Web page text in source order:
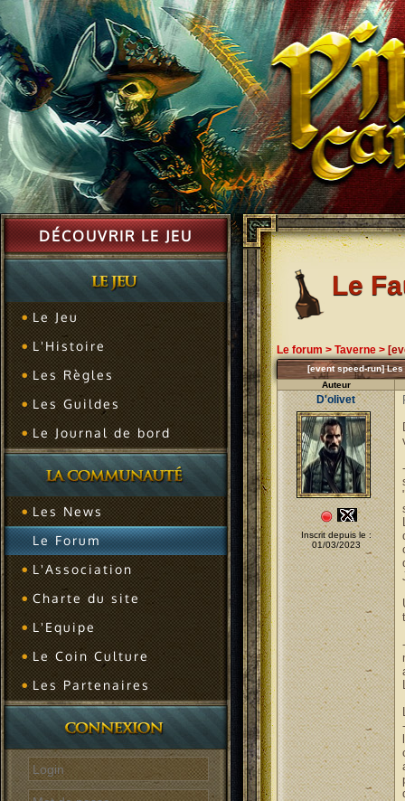
DÉCOUVRIR LE JEU
Le Jeu
L'Histoire
Les Règles
Les Guildes
Le Journal de bord
Les News
Le Forum
L'Association
Charte du site
L'Equipe
Le Coin Culture
Les Partenaires
Le
Le forum > Taverne>
[event speed-run]
Auteur
D'olivet
Inscrit depuis le :
01/03/2023